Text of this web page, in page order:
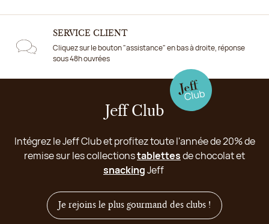
SERVICE CLIENT
Cliquez sur le bouton "assistance" en bas à droite, réponse
sous 48h ouvrées
Jeff Club
Intégrez le Jeff Club et profitez toute l'année de 20% de
remise sur les collectionstablettesde chocolat et
snackingJeff
Je rejoins le plus gourmand des clubs !